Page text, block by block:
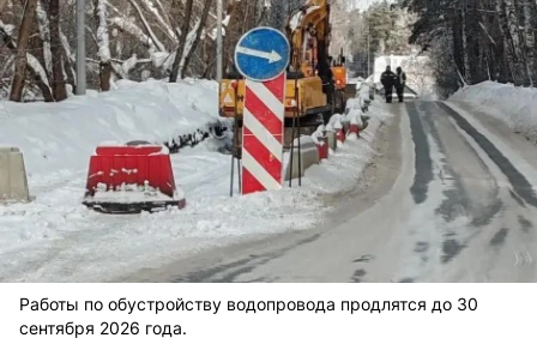
Работы по обустройству водопровода продлятся до 30
сентября 2026 года.